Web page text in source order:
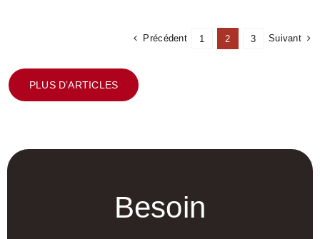
Précédent 1 2 3 Suivant
PLUS D’ARTICLES
Besoin